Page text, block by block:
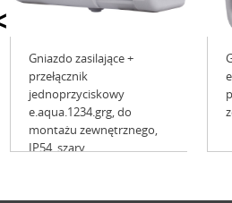
Gniazdo zasilające +
przełącznik
jednoprzyciskowy
e.aqua.1234.grg, do
montażu zewnętrznego,
IP54, szary